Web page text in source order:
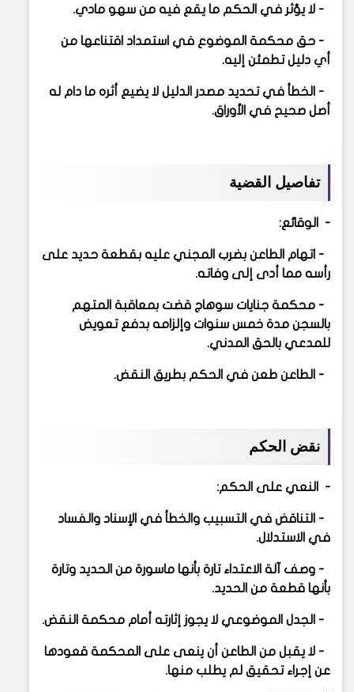
- لا يؤثر في الحكم ما يقع فيه من سهو مادي.
- حق محكمة الموضوع في استمداد اقتناعها من
أي دليل تطمئن إليه.
- الخطأ في تحديد مصدر الدليل لا يضيع أثره ما دام له
أصل صحيح في الأوراق.
تفاصيل القضية
- الوقائع:
- اتهام الطاعن بضرب المجني عليه بقطعة حديد على
رأسه مما أدى إلى وفاته.
- محكمة جنايات سوهاج قضت بمعاقبة المتهم
بالسجن مدة خمس سنوات وإلزامه بدفع تعويض
للمدعي بالحق المدني.
- الطاعن طعن في الحكم بطريق النقض.
نقض الحكم
- النعي على الحكم:
- التناقض في التسبيب والخطأ في الإسناد والفساد
في الاستدلال.
- وصف آلة الاعتداء تارة بأنها ماسورة من الحديد وتارة
بأنها قطعة من الحديد.
- الجدل الموضوعي لا يجوز إثارته أمام محكمة النقض.
- لا يقبل من الطاعن أن ينعى على المحكمة قعودها
عن إجراء تحقيق لم يطلب منها.